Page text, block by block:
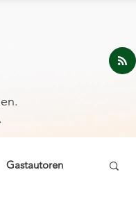
Gastautoren